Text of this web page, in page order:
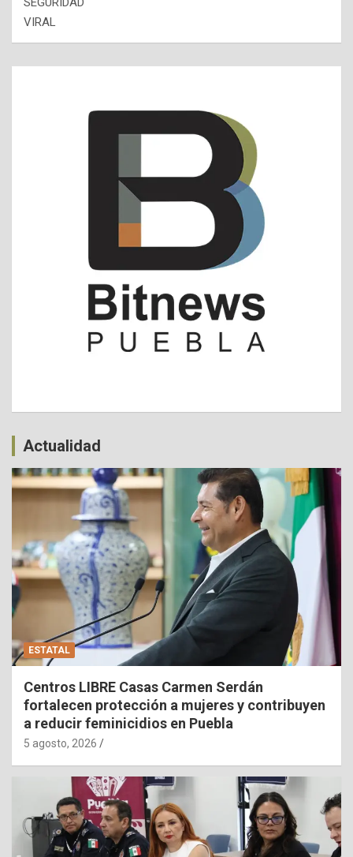
VIRAL
Actualidad
ESTATAL
Centros LIBRE Casas Carmen Serdán
fortalecen protección a mujeres y contribuyen
a reducir feminicidios en Puebla
5 agosto, 2026